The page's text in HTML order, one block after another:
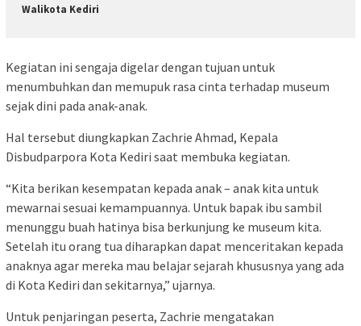
Walikota Kediri
Kegiatan ini sengaja digelar dengan tujuan untuk
menumbuhkan dan memupuk rasa cinta terhadap museum
sejak dini pada anak-anak.
Hal tersebut diungkapkan Zachrie Ahmad, Kepala
Disbudparpora Kota Kediri saat membuka kegiatan.
“Kita berikan kesempatan kepada anak – anak kita untuk
mewarnai sesuai kemampuannya. Untuk bapak ibu sambil
menunggu buah hatinya bisa berkunjung ke museum kita.
Setelah itu orang tua diharapkan dapat menceritakan kepada
anaknya agar mereka mau belajar sejarah khususnya yang ada
di Kota Kediri dan sekitarnya,” ujarnya.
Untuk penjaringan peserta, Zachrie mengatakan